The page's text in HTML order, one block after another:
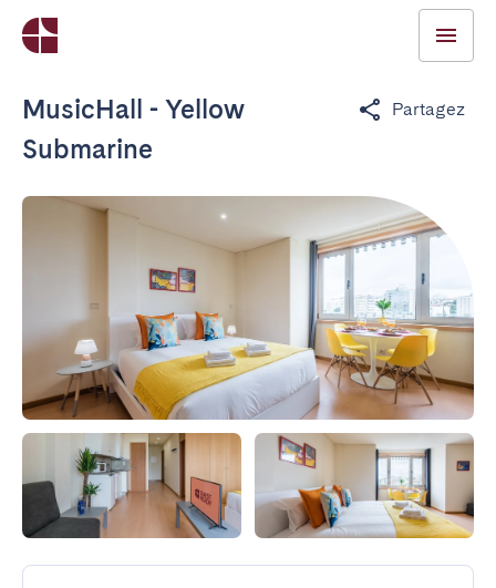
MusicHall - Yellow
Submarine
Partagez